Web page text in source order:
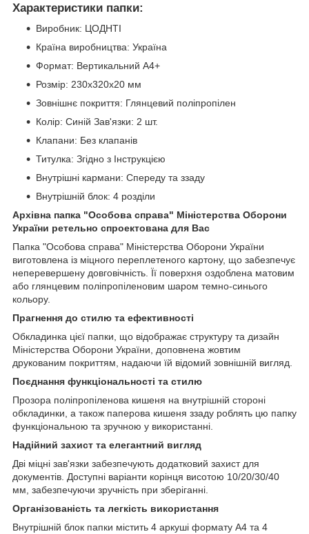
Характеристики папки:
Виробник: ЦОДНТІ
Країна виробництва: Україна
Формат: Вертикальний А4+
Розмір: 230х320х20 мм
Зовнішнє покриття: Глянцевий поліпропілен
Колір: Синій Зав'язки: 2 шт.
Клапани: Без клапанів
Титулка: Згідно з Інструкцією
Внутрішні кармани: Спереду та ззаду
Внутрішній блок: 4 розділи
Архівна папка "Особова справа" Міністерства Оборони
України ретельно спроектована для Вас
Папка "Особова справа" Міністерства Оборони України
виготовлена із міцного переплетеного картону, що забезпечує
неперевершену довговічність. Її поверхня оздоблена матовим
або глянцевим поліпропіленовим шаром темно-синього
кольору.
Прагнення до стилю та ефективності
Обкладинка цієї папки, що відображає структуру та дизайн
Міністерства Оборони України, доповнена жовтим
друкованим покриттям, надаючи їй відомий зовнішній вигляд.
Поєднання функціональності та стилю
Прозора поліпропіленова кишеня на внутрішній стороні
обкладинки, а також паперова кишеня ззаду роблять цю папку
функціональною та зручною у використанні.
Надійний захист та елегантний вигляд
Дві міцні зав'язки забезпечують додатковий захист для
документів. Доступні варіанти корінця висотою 10/20/30/40
мм, забезпечуючи зручність при зберіганні.
Організованість та легкість використання
Внутрішній блок папки містить 4 аркуші формату А4 та 4